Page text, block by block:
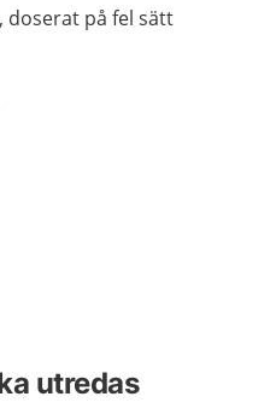
doserat på fel sätt
utredas